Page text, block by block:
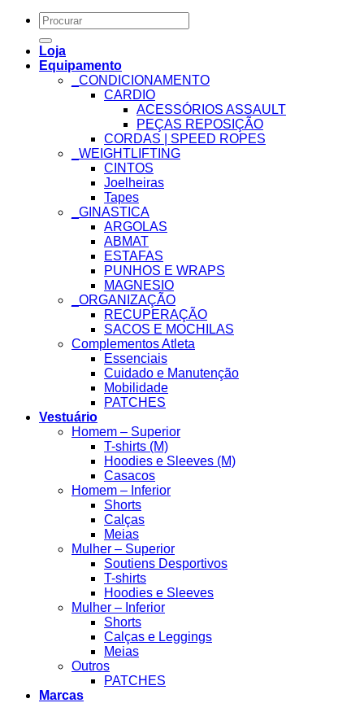
Search
for:
Loja
Equipamento
_CONDICIONAMENTO
CARDIO
ACESSÓRIOS ASSAULT
PEÇAS REPOSIÇÃO
CORDAS | SPEED ROPES
_WEIGHTLIFTING
CINTOS
Joelheiras
Tapes
_GINASTICA
ARGOLAS
ABMAT
ESTAFAS
PUNHOS E WRAPS
MAGNESIO
_ORGANIZAÇÃO
RECUPERAÇÃO
SACOS E MOCHILAS
Complementos Atleta
Essenciais
Cuidado e Manutenção
Mobilidade
PATCHES
Vestuário
Homem – Superior
T-shirts (M)
Hoodies e Sleeves (M)
Casacos
Homem – Inferior
Shorts
Calças
Meias
Mulher – Superior
Soutiens Desportivos
T-shirts
Hoodies e Sleeves
Mulher – Inferior
Shorts
Calças e Leggings
Meias
Outros
PATCHES
Marcas